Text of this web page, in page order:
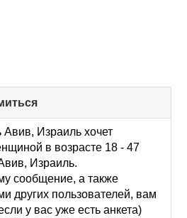
to
collapse
contents
Авив, Израиль хочет
в возрасте 18 - 47
Израиль.
сообщение, а также
других пользователей, вам
у вас уже есть анкета)